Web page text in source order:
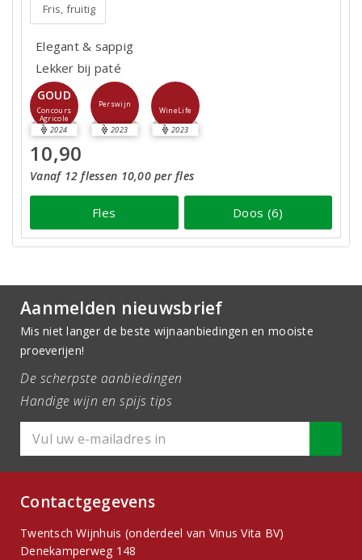
Fris, fruitig
Elegant & sappig
Lekker bij paté
GOUD
Concours
Agricole
2024
Perswijn
2023
WineLife
2023
10,90
Vanaf 12 flessen 10,00 per fles
Fles Doos (6)
Aanmelden nieuwsbrief
Mis niet langer de beste wijnaanbiedingen en mooiste
proeverijen!
De scherpste aanbiedingen
Handige wijn en spijs tips
Contactgegevens
Twentsch Wijnhuis (onderdeel van Vinus Vita BV)
Denekamperweg 148